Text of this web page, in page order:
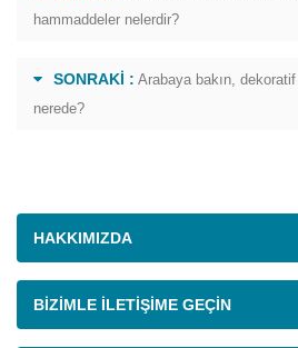
hammaddeler nelerdir?
SONRAKI : Arabaya bakın,
nerede?
HAKKIMIZDA
BIZIMLE ILETIŞIME GEÇIN